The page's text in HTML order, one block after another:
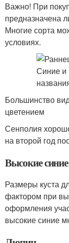
Важно! При
предназначена
Многие сорта
условиях.
Большинство
цветением
Сенполия
на второй год
Высокие
Размеры куста
фактором при
оформления
высокие синие